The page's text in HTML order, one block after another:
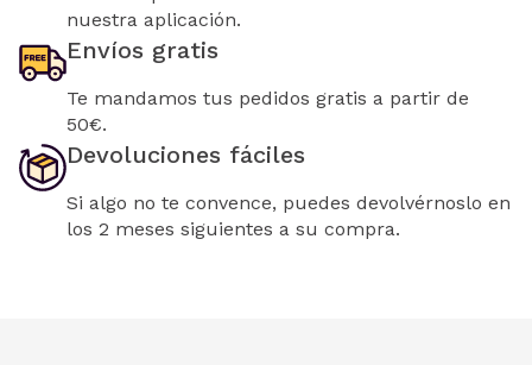
nuestra aplicación.
Envíos gratis
Te mandamos tus pedidos gratis a partir de
50€.
Devoluciones fáciles
Si algo no te convence, puedes devolvérnoslo en
los 2 meses siguientes a su compra.